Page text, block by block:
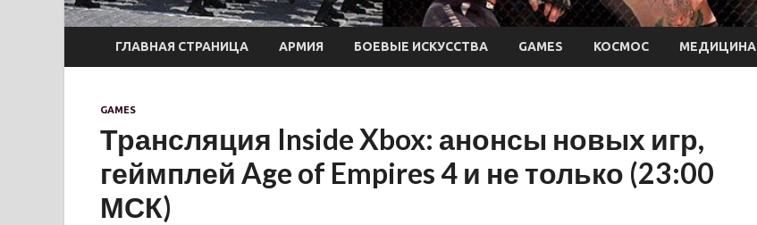
ГЛАВНАЯ СТРАНИЦА АРМИЯ БОЕВЫЕ ИСКУССТВА GAMES КОСМОС МЕДИЦИНА
GAMES
Трансляция Inside Xbox: анонсы новых игр,
геймплей Age of Empires 4 и не только (23:00
МСК)